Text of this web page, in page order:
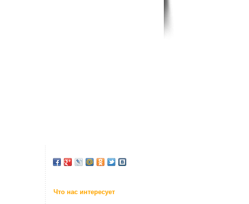
Что нас интересует